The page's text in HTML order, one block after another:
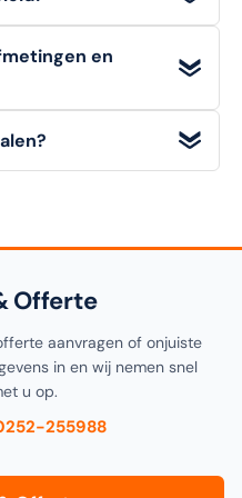
aan via "Doe een bod".
staat) retour te melden.
details.
en
hieronder op
bovenaan.
Offerte
aanvragen of onjuiste
in en wij nemen snel
u op.
255988